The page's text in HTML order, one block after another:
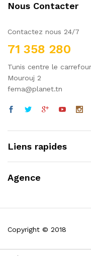
Nous Contacter
Contactez nous 24/7
71 358 280
Tunis centre le
Mourouj 2
fema@planet.tn
Liens rapides
Agence
Copyright © 2018